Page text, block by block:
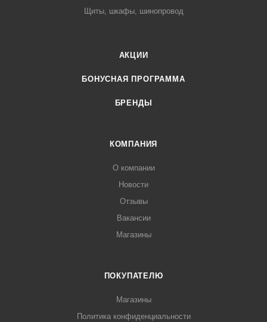
Щиты, шкафы, шинопровод
АКЦИИ
БОНУСНАЯ ПРОГРАММА
БРЕНДЫ
КОМПАНИЯ
О компании
Новости
Отзывы
Вакансии
Магазины
ПОКУПАТЕЛЮ
Магазины
Политика конфиденциальности